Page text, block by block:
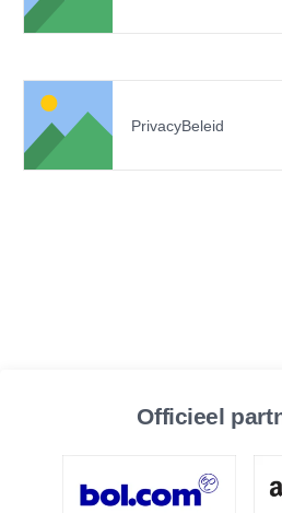
PrivacyBeleid
Officieel